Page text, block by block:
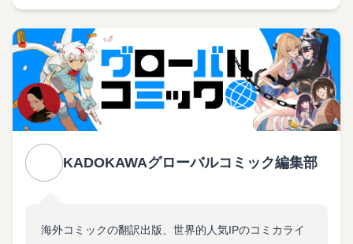
KADOKAWAグローバルコミック編集部
海外コミックの翻訳出版、世界的人気IPのコミカライ